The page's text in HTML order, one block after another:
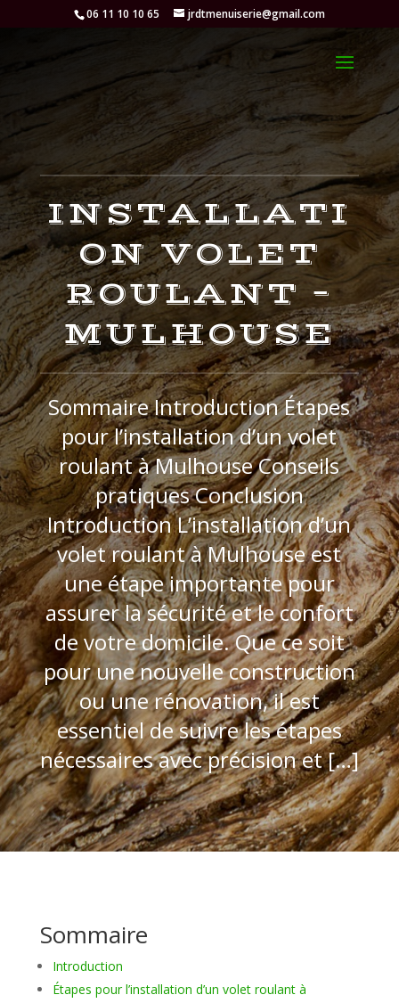
06 11 10 10 65 jrdtmenuiserie@gmail.com
INSTALLATI
ON VOLET
ROULANT –
MULHOUSE
Sommaire Introduction Étapes
pour l’installation d’un volet
roulant à Mulhouse Conseils
pratiques Conclusion
Introduction L’installation d’un
volet roulant à Mulhouse est
une étape importante pour
assurer la sécurité et le confort
de votre domicile. Que ce soit
pour une nouvelle construction
ou une rénovation, il est
essentiel de suivre les étapes
nécessaires avec précision et […]
Sommaire
Introduction
Étapes pour l’installation d’un volet roulant à